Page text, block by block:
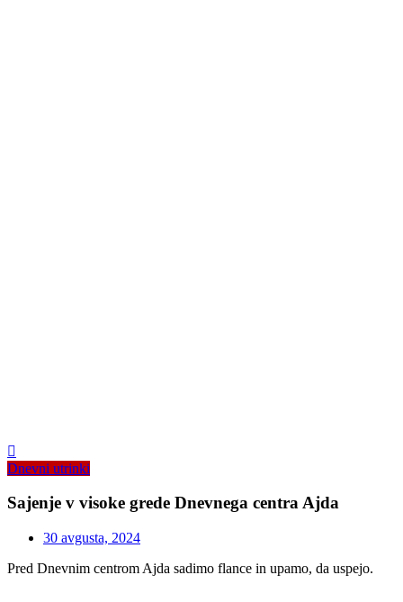
Dnevni utrinki
Sajenje v visoke grede Dnevnega centra Ajda
30 avgusta, 2024
Pred Dnevnim centrom Ajda sadimo flance in upamo, da uspejo.